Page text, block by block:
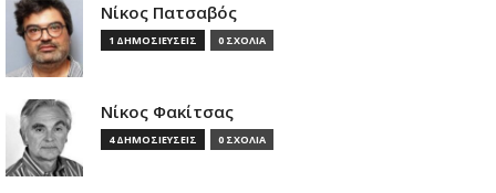
Νίκος Πατσαβός
1 ΔΗΜΟΣΙΕΥΣΕΙΣ 0 ΣΧΟΛΙΑ
Νίκος Φακίτσας
4 ΔΗΜΟΣΙΕΥΣΕΙΣ 0 ΣΧΟΛΙΑ